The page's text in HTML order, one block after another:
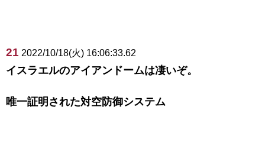
21 2022/10/18(火) 16:06:33.62
イスラエルのアイアンドームは凄いぞ。
唯一証明された対空防御システム